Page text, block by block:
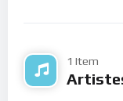
1 Item